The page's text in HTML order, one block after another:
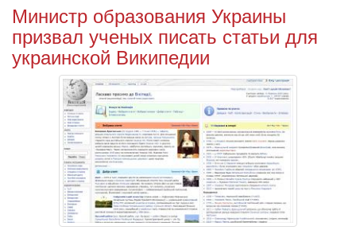
Министр образования Украины
призвал ученых писать статьи для
украинской Википедии